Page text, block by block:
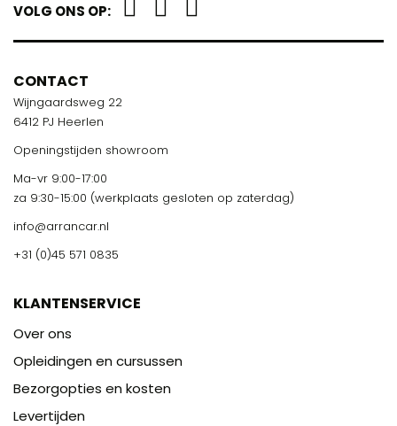
VOLG ONS OP:
CONTACT
Wijngaardsweg 22
6412 PJ Heerlen
Openingstijden showroom
Ma-vr 9:00-17:00
za 9:30-15:00 (werkplaats gesloten op zaterdag)
info@arrancar.nl
+31 (0)45 571 0835
KLANTENSERVICE
Over ons
Opleidingen en cursussen
Bezorgopties en kosten
Levertijden